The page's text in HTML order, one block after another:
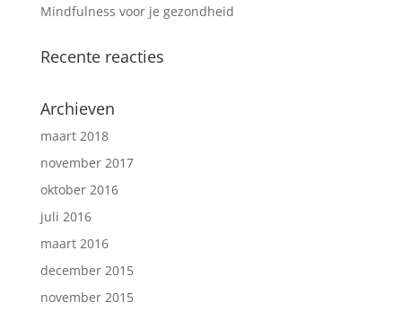
Mindfulness voor je gezondheid
Recente reacties
Archieven
maart 2018
november 2017
oktober 2016
juli 2016
maart 2016
december 2015
november 2015